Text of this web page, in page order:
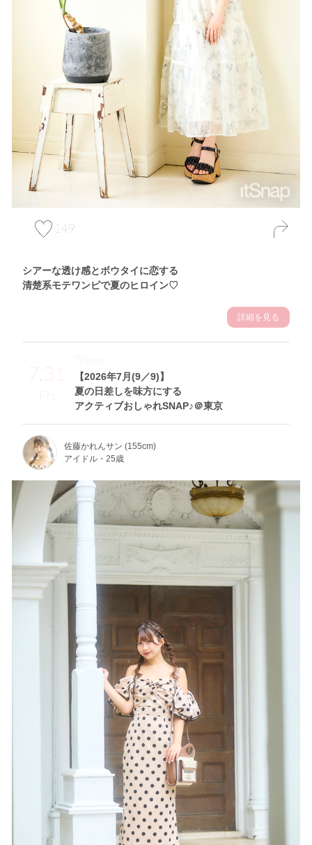
149
シアーな透け感とボウタイに恋する
清楚系モテワンピで夏のヒロイン♡
詳細を見る
7.31
Fri
【2026年7月(9／9)】
夏の日差しを味方にする
アクティブおしゃれSNAP♪＠東京
Theme
佐藤かれんサン (155cm)
アイドル・25歳